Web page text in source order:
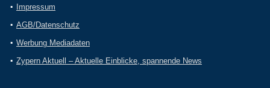
Impressum
AGB/Datenschutz
Werbung Mediadaten
Zypern Aktuell – Aktuelle Einblicke, spannende News